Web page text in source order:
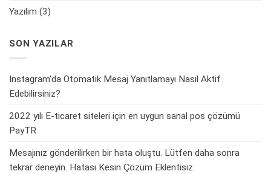
Yazılım (3)
SON YAZILAR
Instagram’da Otomatik Mesaj Yanıtlamayı Nasıl Aktif
Edebilirsiniz?
2022 yılı E-ticaret siteleri için en uygun sanal pos çözümü
PayTR
Mesajınız gönderilirken bir hata oluştu. Lütfen daha sonra
tekrar deneyin. Hatası Kesin Çözüm Eklentisiz.